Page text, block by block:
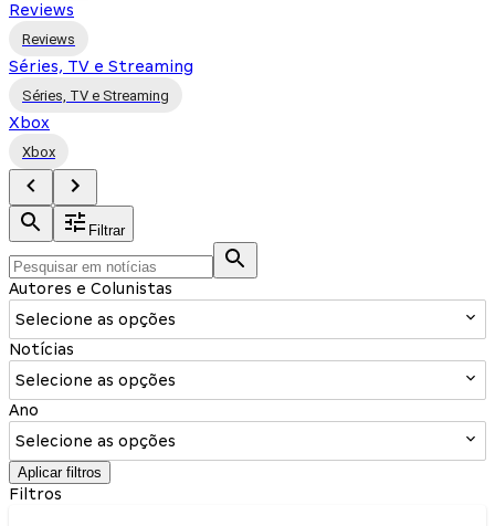
Reviews
Reviews
Séries, TV e Streaming
Séries, TV e Streaming
Xbox
Xbox
Filtrar
Autores e Colunistas
Selecione as opções
Notícias
Selecione as opções
Ano
Selecione as opções
Aplicar filtros
Filtros